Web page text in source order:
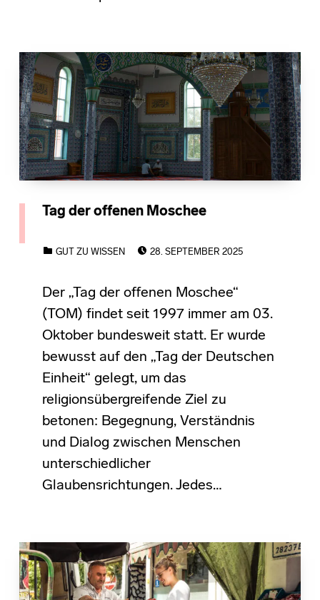
Tag der offenen Moschee
GUT ZU WISSEN
28. SEPTEMBER 2025
Der „Tag der offenen Moschee“
(TOM) findet seit 1997 immer am 03.
Oktober bundesweit statt. Er wurde
bewusst auf den „Tag der Deutschen
Einheit“ gelegt, um das
religionsübergreifende Ziel zu
betonen: Begegnung, Verständnis
und Dialog zwischen Menschen
unterschiedlicher
Glaubensrichtungen. Jedes…